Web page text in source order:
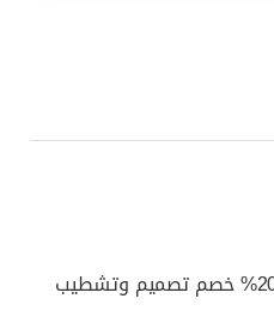
حجر هاشمي احمر للواجهات 20% خصم تصميم وتشطيب